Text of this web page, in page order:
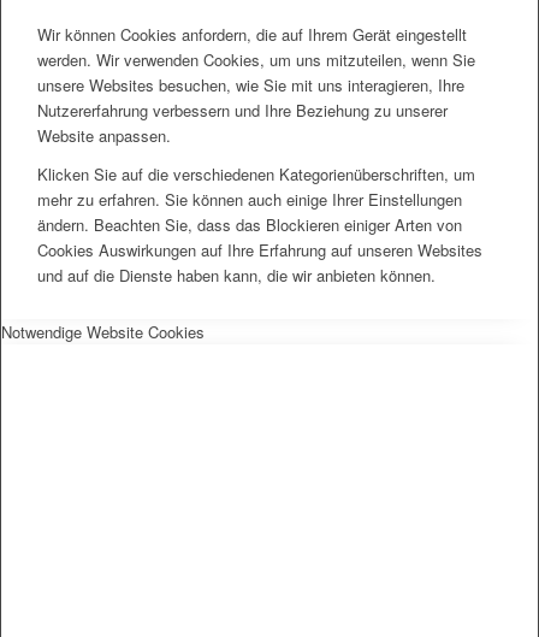
Wir können Cookies anfordern, die auf Ihrem Gerät eingestellt
werden. Wir verwenden Cookies, um uns mitzuteilen, wenn Sie
unsere Websites besuchen, wie Sie mit uns interagieren, Ihre
Nutzererfahrung verbessern und Ihre Beziehung zu unserer
Website anpassen.
Klicken Sie auf die verschiedenen Kategorienüberschriften, um
mehr zu erfahren. Sie können auch einige Ihrer Einstellungen
ändern. Beachten Sie, dass das Blockieren einiger Arten von
Cookies Auswirkungen auf Ihre Erfahrung auf unseren Websites
und auf die Dienste haben kann, die wir anbieten können.
Notwendige Website Cookies